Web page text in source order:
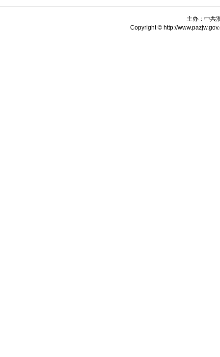
主办：中共
Copyright © http://